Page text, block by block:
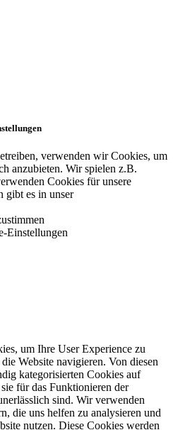
verwenden wir Cookies, um
anzubieten. Wir spielen z.B.
Cookies für unsere
gibt es in unser
Einstellungen
um Ihre User Experience zu
Website navigieren. Von diesen
kategorisierten Cookies auf
für das Funktionieren der
sind. Wir verwenden
die uns helfen zu analysieren und
nutzen. Diese Cookies werden